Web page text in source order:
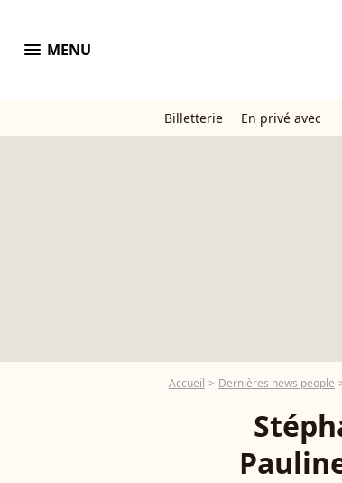
menu MENU
Billetterie En privé avec
Accueil Dernières news people